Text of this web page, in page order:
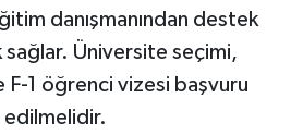
danışmanından destek
sağlar. Üniversite seçimi,
F-1 öğrenci vizesi başvuru